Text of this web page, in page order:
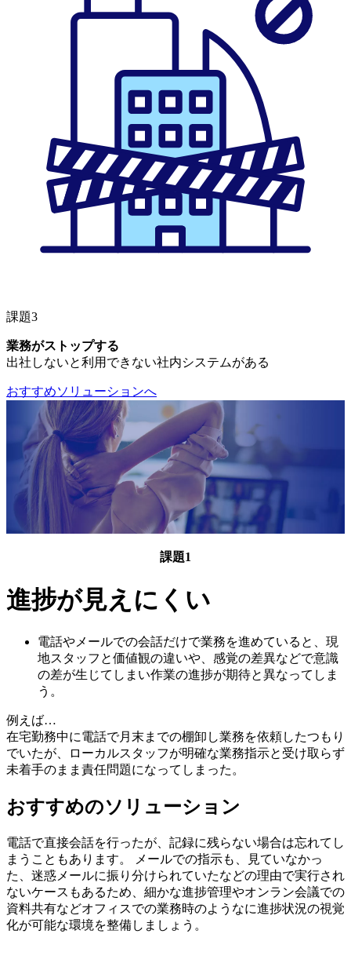
課題3
業務がストップする
出社しないと利用できない社内システムがある
おすすめソリューションへ
課題1
進捗が見えにくい
電話やメールでの会話だけで業務を進めていると、現
地スタッフと価値観の違いや、感覚の差異などで意識
の差が生じてしまい作業の進捗が期待と異なってしま
う。
例えば…
在宅勤務中に電話で月末までの棚卸し業務を依頼したつもり
でいたが、ローカルスタッフが明確な業務指示と受け取らず
未着手のまま責任問題になってしまった。
おすすめのソリューション
電話で直接会話を行ったが、記録に残らない場合は忘れてし
まうこともあります。 メールでの指示も、見ていなかっ
た、迷惑メールに振り分けられていたなどの理由で実行され
ないケースもあるため、細かな進捗管理やオンラン会議での
資料共有などオフィスでの業務時のようなに進捗状況の視覚
化が可能な環境を整備しましょう。